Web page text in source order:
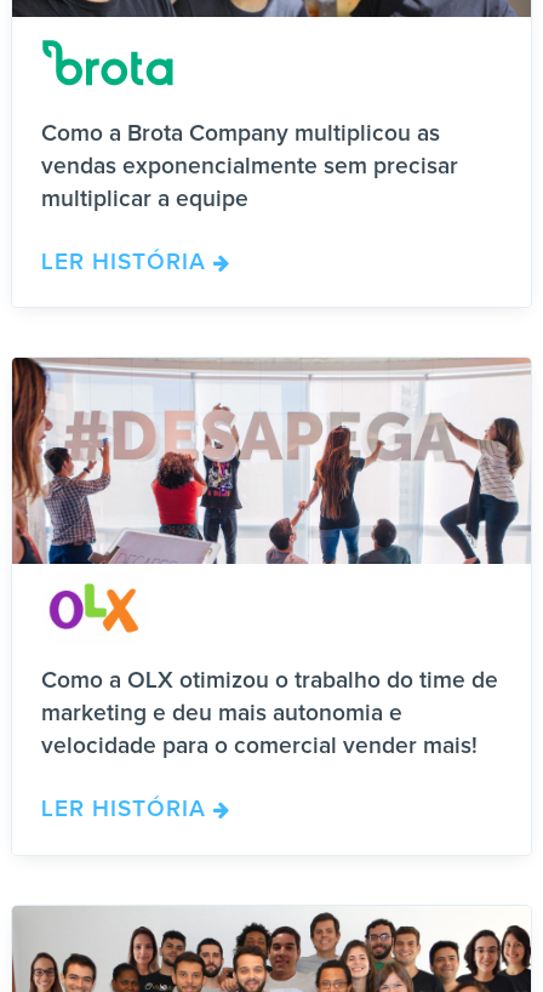
Como a Brota Company multiplicou as
vendas exponencialmente sem precisar
multiplicar a equipe
LER HISTÓRIA
Como a OLX otimizou o trabalho do time de
marketing e deu mais autonomia e
velocidade para o comercial vender mais!
LER HISTÓRIA